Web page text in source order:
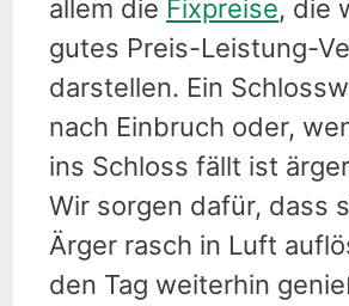
allem die Fixpreise, die
gutes Preis-Leistung-
darstellen. Ein
nach Einbruch oder,
ins Schloss fällt ist
Wir sorgen dafür, dass
Ärger rasch in Luft
den Tag weiterhin